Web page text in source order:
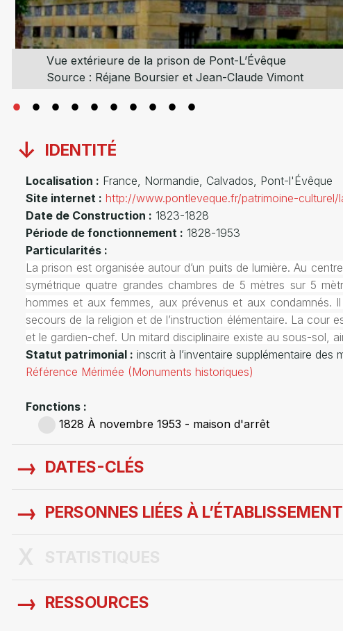
Vue extérieure de la prison de Pont-L’Évêque
Source : Réjane Boursier et Jean-Claude Vimont
IDENTITÉ
Localisation : France, Normandie, Calvados, Pont-l'Évêque
Site internet : http://www.pontleveque.fr/patrimoine-
Date de Construction : 1823-1828
Période de fonctionnement : 1828-1953
Particularités :
La prison est organisée autour d’un puits de lumière. Au
symétrique quatre grandes chambres de 5 mètres sur 5
hommes et aux femmes, aux prévenus et aux condamnés.
secours de la religion et de l’instruction élémentaire. La cour
et le gardien-chef. Un mitard disciplinaire existe au sous-sol,
Statut patrimonial : inscrit à l’inventaire supplémentaire des
Référence Mérimée (Monuments historiques)
Fonctions :
1828 À novembre 1953 - maison d'arrêt
DATES-CLÉS
PERSONNES LIÉES À L’ÉTABLISSEMENT
RESSOURCES